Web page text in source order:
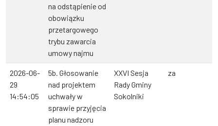
na odstąpienie od
obowiązku
przetargowego
trybu zawarcia
umowy najmu
2026-06-
29
14:54:05
5b. Głosowanie
nad projektem
uchwały w
sprawie przyjęcia
planu nadzoru
XXVI Sesja
Rady Gminy
Sokolniki
za